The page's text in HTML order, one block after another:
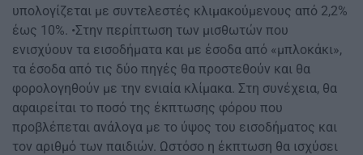
υπολογίζεται με συντελεστές κλιμακούμενους από 2,2%
έως 10%. •Στην περίπτωση των μισθωτών που
ενισχύουν τα εισοδήματα και με έσοδα από «μπλοκάκι»,
τα έσοδα από τις δύο πηγές θα προστεθούν και θα
φορολογηθούν με την ενιαία κλίμακα. Στη συνέχεια, θα
αφαιρείται το ποσό της έκπτωσης φόρου που
προβλέπεται ανάλογα με το ύψος του εισοδήματος και
τον αριθμό των παιδιών. Ωστόσο η έκπτωση θα ισχύσει